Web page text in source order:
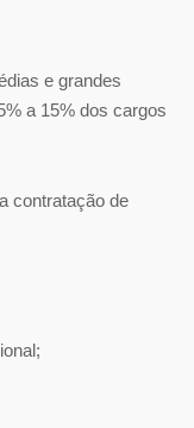
e grandes
a 15% dos cargos
contratação de